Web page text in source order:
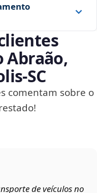
Abraão,
comentam sobre o
de veículos no